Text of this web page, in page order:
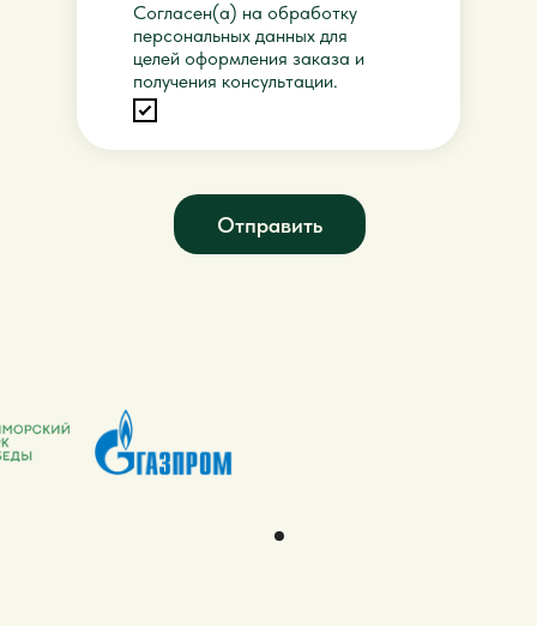
Согласен(а) на обработку
персональных данных для
целей оформления заказа и
получения консультации.
Отправить